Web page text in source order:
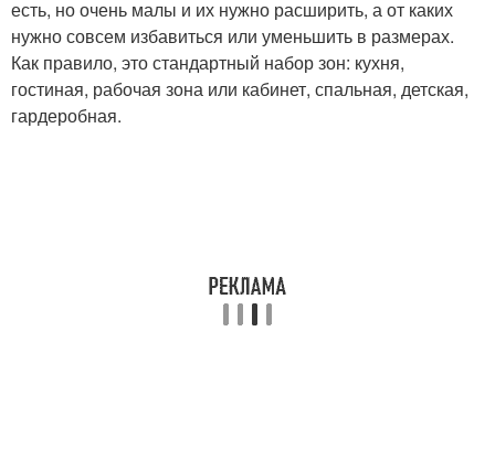
есть, но очень малы и их нужно расширить, а от каких
нужно совсем избавиться или уменьшить в размерах.
Как правило, это стандартный набор зон: кухня,
гостиная, рабочая зона или кабинет, спальная, детская,
гардеробная.